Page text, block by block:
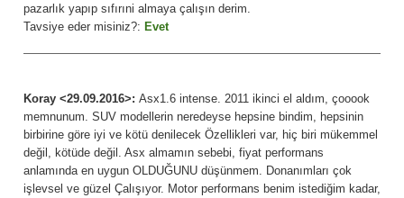
pazarlık yapıp sıfırıni almaya çalışın derim.
Tavsiye eder misiniz?: Evet
Koray <29.09.2016>: Asx1.6 intense. 2011 ikinci el aldım, çooook
memnunum. SUV modellerin neredeyse hepsine bindim, hepsinin
birbirine göre iyi ve kötü denilecek Özellikleri var, hiç biri mükemmel
değil, kötüde değil. Asx almamın sebebi, fiyat performans
anlamında en uygun OLDUĞUNU düşünmem. Donanımları çok
işlevsel ve güzel Çalışıyor. Motor performans benim istediğim kadar,